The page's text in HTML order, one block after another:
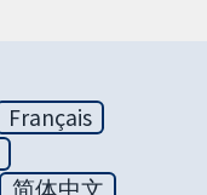
Français